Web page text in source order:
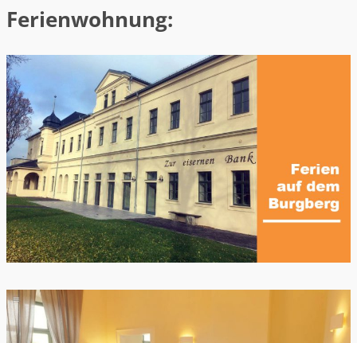
Ferienwohnung: